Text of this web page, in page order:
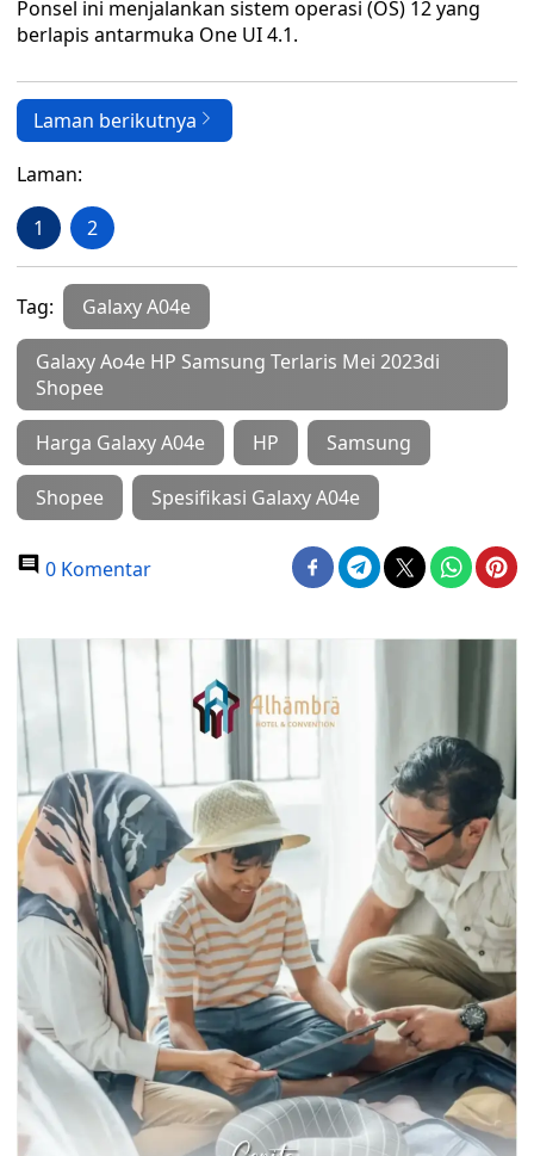
Ponsel ini menjalankan sistem operasi (OS) 12 yang
berlapis antarmuka One UI 4.1.
Laman berikutnya
Laman:
1 2
Tag: Galaxy A04e
Galaxy Ao4e HP Samsung Terlaris Mei 2023di
Shopee
Harga Galaxy A04e HP Samsung
Shopee Spesifikasi Galaxy A04e
0 Komentar